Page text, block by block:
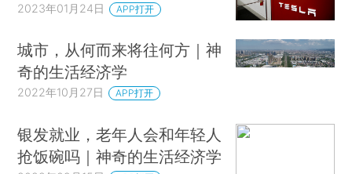
2023年01月24日 APP打开
城市，从何而来将往何方｜神
奇的生活经济学
2022年10月27日 APP打开
银发就业，老年人会和年轻人
抢饭碗吗｜神奇的生活经济学